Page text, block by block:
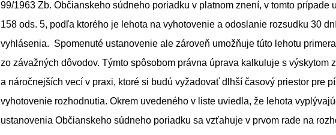
99/1963 Zb. Občianskeho súdneho poriadku v platnom znení, v tomto prípade
158 ods. 5, podľa ktorého je lehota na vyhotovenie a odoslanie rozsudku 30
vyhlásenia. Spomenuté ustanovenie ale zároveň umožňuje túto lehotu
zo závažných dôvodov. Týmto spôsobom právna úprava kalkuluje s výskytom
a náročnejších vecí v praxi, ktoré si budú vyžadovať dlhší časový priestor pre
vyhotovenie rozhodnutia. Okrem uvedeného v liste uviedla, že lehota
ustanovenia Občianskeho súdneho poriadku sa vzťahuje v prvom rade na